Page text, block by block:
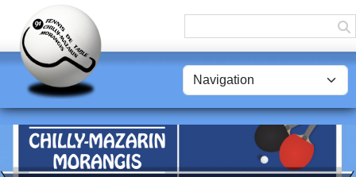
Panneau de gestion des cookies